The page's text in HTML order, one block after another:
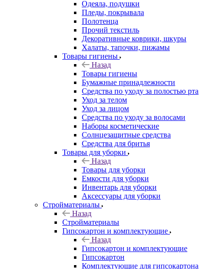
Одеяла, подушки
Пледы, покрывала
Полотенца
Прочий текстиль
Декоративные коврики, шкуры
Халаты, тапочки, пижамы
Товары гигиены
Назад
Товары гигиены
Бумажные принадлежности
Средства по уходу за полостью рта
Уход за телом
Уход за лицом
Средства по уходу за волосами
Наборы косметические
Солнцезащитные средства
Средства для бритья
Товары для уборки
Назад
Товары для уборки
Емкости для уборки
Инвентарь для уборки
Аксессуары для уборки
Стройматериалы
Назад
Стройматериалы
Гипсокартон и комплектующие
Назад
Гипсокартон и комплектующие
Гипсокартон
Комплектующие для гипсокартона